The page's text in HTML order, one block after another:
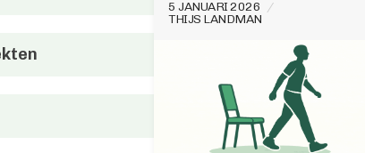
5 JANUARI 2026
THIJS LANDMAN